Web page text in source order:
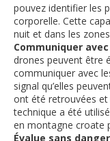
pouvez identifier les
corporelle. Cette
nuit et dans les zones
Communiquer
drones peuvent être
communiquer avec
signal qu’elles
ont été retrouvées
technique a été
en montagne croate
Évalue sans danger